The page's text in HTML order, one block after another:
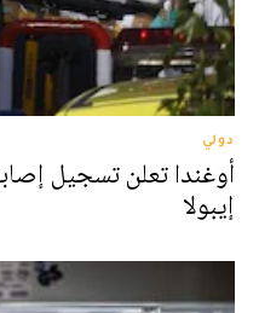
دولي
أوغندا تعلن تسجيل
إيبولا